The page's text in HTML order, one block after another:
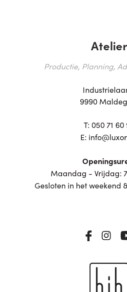
Atelier
Productie, Planning,
9990
T: 050 71 60
E:
Maandag - Vrijdag:
Gesloten in het weekend